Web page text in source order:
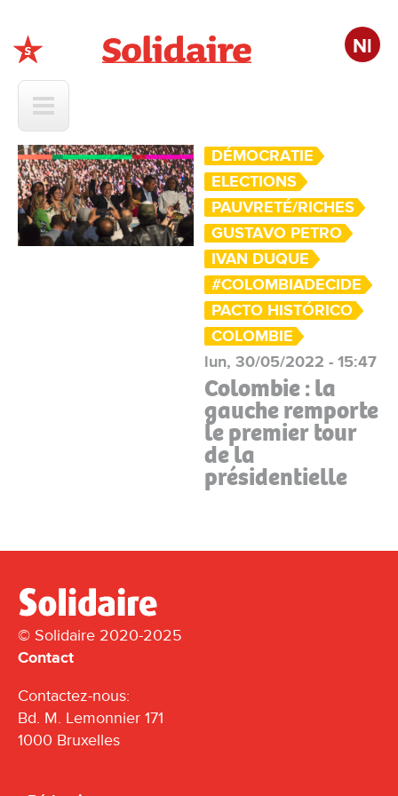
Nl
DÉMOCRATIE
ELECTIONS
PAUVRETÉ/RICHES
GUSTAVO PETRO
IVAN DUQUE
#COLOMBIADECIDE
PACTO HISTÓRICO
COLOMBIE
lun, 30/05/2022 - 15:47
Colombie : la
gauche remporte
le premier tour
de la
présidentielle
© Solidaire 2020-2025
Contact
Contactez-nous:
Bd. M. Lemonnier 171
1000 Bruxelles